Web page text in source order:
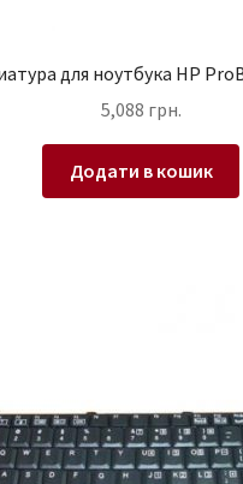
для ноутбука HP
5,088 грн.
Додати в кошик